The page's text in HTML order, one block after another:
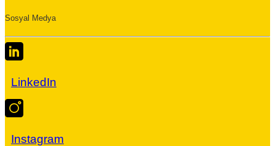
Sosyal Medya
LinkedIn
Instagram